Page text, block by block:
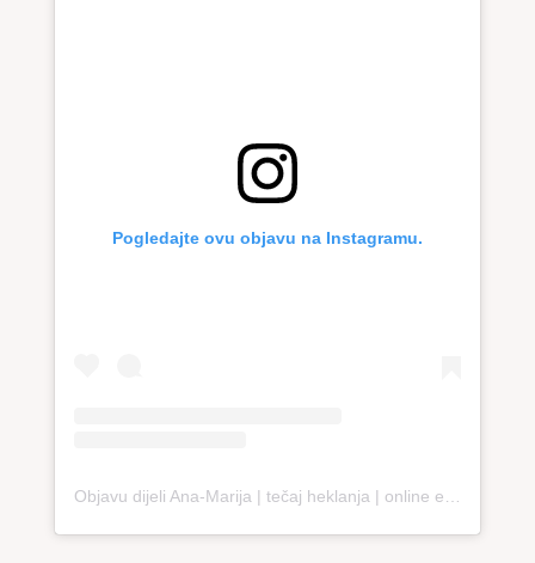
Pogledajte ovu objavu na Instagramu.